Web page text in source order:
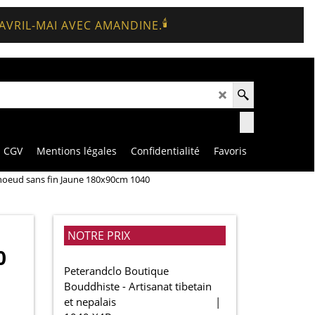
MAI AVEC AMANDINE.🕯️
CGV Mentions légales Confidentialité Favoris
sans fin Jaune 180x90cm 1040
NOTRE PRIX
Peterandclo Boutique
Bouddhiste - Artisanat tibetain
et nepalais